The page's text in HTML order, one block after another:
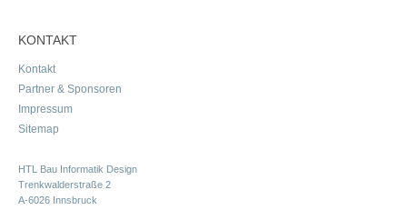
KONTAKT
Kontakt
Partner & Sponsoren
Impressum
Sitemap
HTL Bau Informatik Design
Trenkwalderstraße 2
A-6026 Innsbruck